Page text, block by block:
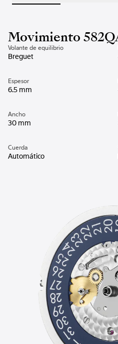
Movimiento
Volante de equilibrio
Breguet
Espesor
6.5 mm
Ancho
30 mm
Cuerda
Automático